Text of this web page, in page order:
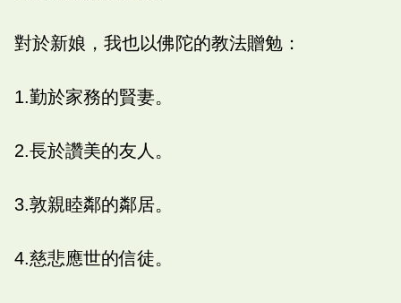
對於新娘，我也以佛陀的教法贈勉：
1.勤於家務的賢妻。
2.長於讚美的友人。
3.敦親睦鄰的鄰居。
4.慈悲應世的信徒。